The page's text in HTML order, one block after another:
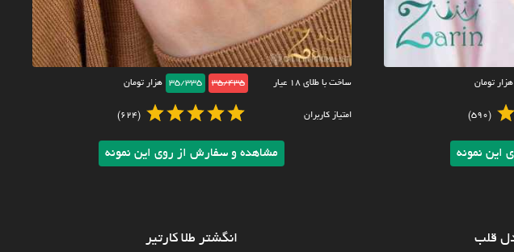
هزار تومان
(590)
این نمونه
ساخت با طلای ۱۸ عیار 35/435
35/335 هزار تومان
امتیاز کاربران (624)
مشاهده و سفارش از روی این نمونه
قلب انگشتر طلا کارتیر